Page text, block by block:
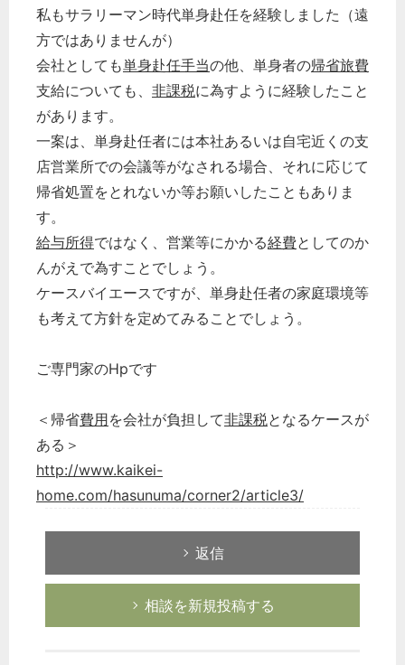
私もサラリーマン時代単身赴任を経験しました（遠
方ではありませんが）
会社としても単身赴任手当の他、単身者の帰省旅費
支給についても、 非課税に為すように経験したこと
があります。
一案は、単身赴任者には本社あるいは自宅近くの支
店営業所での会議等がなされる場合、それに応じて
帰省処置をとれないか等お願いしたこともありま
す。
給与所得ではなく、営業等にかかる経費としてのか
んがえで為すことでしょう。
ケースバイエースですが、単身赴任者の家庭環境等
も考えて方針を定めてみることでしょう。
ご専門家のHpです
＜帰省費用を会社が負担して非課税となるケースが
ある＞
http://www.kaikei-
home.com/hasunuma/corner2/article3/
返信
相談を新規投稿する
選択してください
労務管理
税務経理
経営の知恵
総務の給湯室
秘書のノウハウ